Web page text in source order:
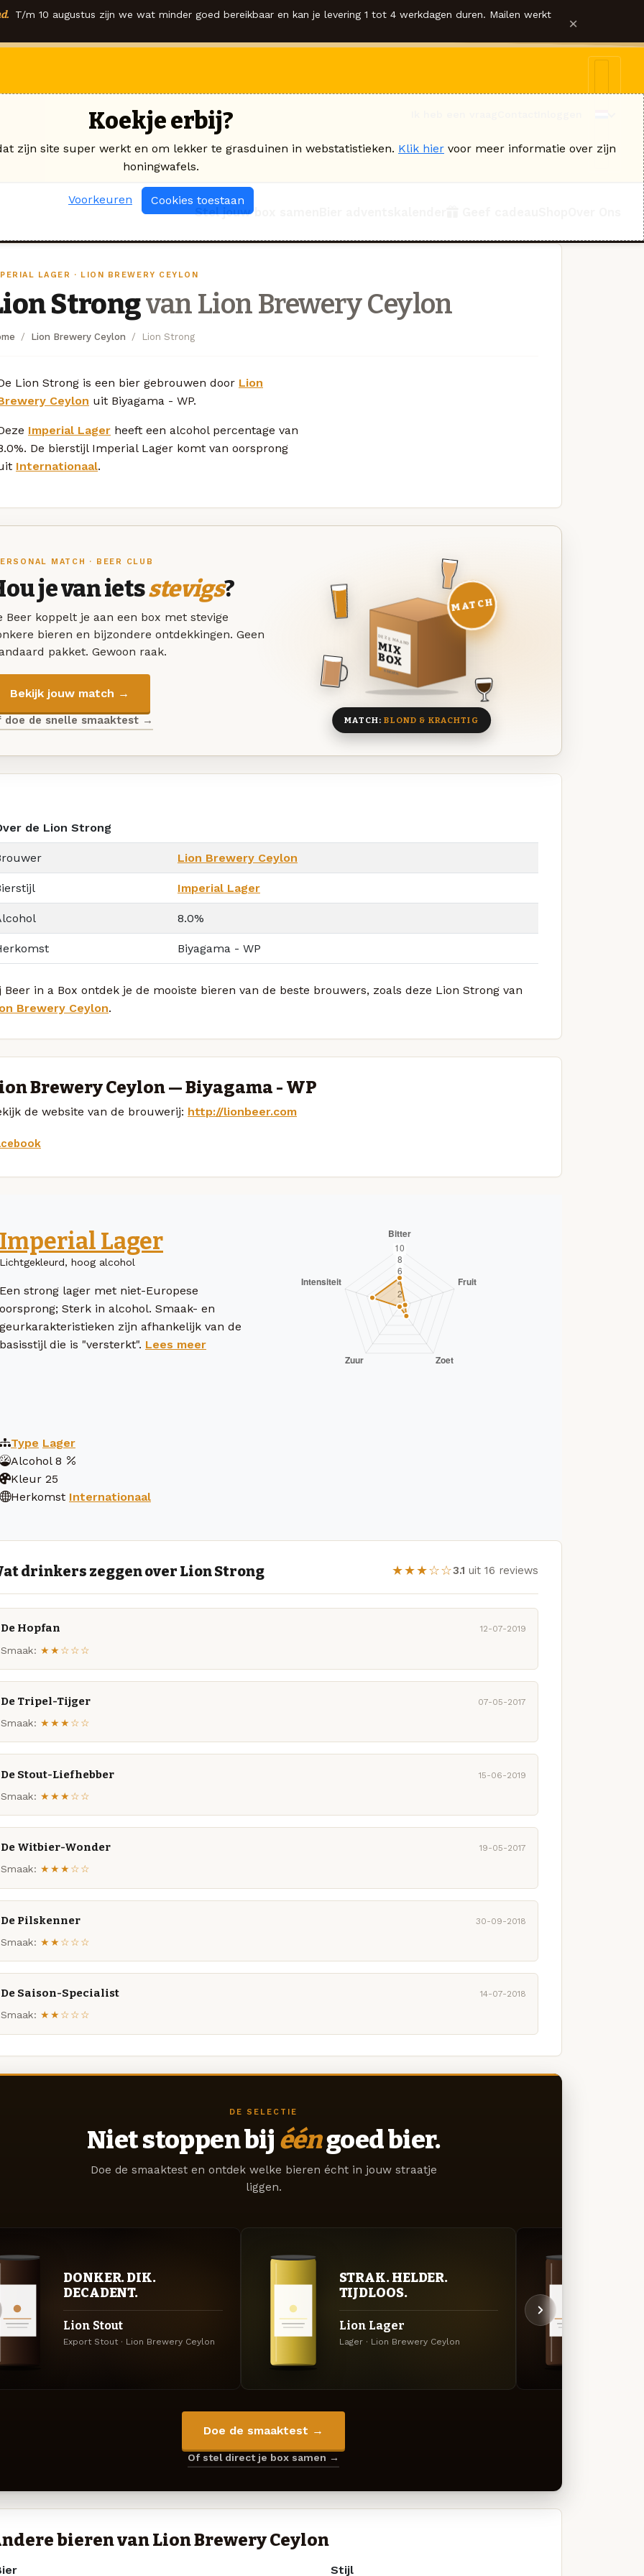
T/m 10 augustus zijn we wat minder goed bereikbaar en kan je levering 1 tot 4 werkdagen duren. Mailen werkt ×
Stel jouw box samen
LAGER · LION BREWERY CEYLON
Strongvan Lion Brewery Ceylon
Lion Brewery Ceylon Lion Strong
Lion Strong is een bier gebrouwen door Lion
Ceylon uit Biyagama - WP.
Imperial Lager heeft een alcohol percentage van
De bierstijl Imperial Lager komt van oorsprong
Internationaal.
MATCH · BEER CLUB
je van ietsstevigs?
Beer koppelt je aan een box met stevige
bieren en bijzondere ontdekkingen. Geen
pakket. Gewoon raak.
Bekijk jouw match →
doe de snelle smaaktest →
DEZE MAAND
MIX
BOX
8 BIEREN
MATCH
MATCH:BLOND & KRACHTIG
de Lion Strong
Lion Brewery Ceylon
Imperial Lager
8.0%
Biyagama - WP
Beer in a Box ontdek je de mooiste bieren van de beste brouwers, zoals deze Lion Strong van
Brewery Ceylon.
Brewery Ceylon — Biyagama - WP
de website van de brouwerij: http://lionbeer.com
Imperial Lager
Lichtgekleurd, hoog alcohol
Een strong lager met niet-Europese
oorsprong; Sterk in alcohol. Smaak- en
geurkarakteristieken zijn afhankelijk van de
basisstijl die is "versterkt". Lees meer
Type Lager
Alcohol 8
Kleur 25
Herkomst Internationaal
drinkers zeggen over Lion Strong ★★★☆☆3.1 uit 16 reviews
De Hopfan 12-07-2019
Smaak: ★★☆☆☆
De Tripel-Tijger 07-05-2017
Smaak: ★★★☆☆
De Stout-Liefhebber 15-06-2019
Smaak: ★★★☆☆
De Witbier-Wonder 19-05-2017
Smaak: ★★★☆☆
De Pilskenner 30-09-2018
Smaak: ★★☆☆☆
De Saison-Specialist 14-07-2018
Smaak: ★★☆☆☆
DE SELECTIE
Niet stoppen bij ééngoed bier.
Doe de smaaktest en ontdek welke bieren écht in jouw straatje
liggen.
DONKER. DIK.
DECADENT.
Lion Stout
Export Stout · Lion Brewery Ceylon
STRAK. HELDER.
TIJDLOOS.
Lion Lager
Lager · Lion Brewery Ceylon
Doe de smaaktest →
Of stel direct je box samen →
bieren van Lion Brewery Ceylon
Stijl
Koekje erbij?
zijn site super werkt en om lekker te grasduinen in webstatistieken. Klik hier voor meer informatie over zijn
honingwafels.
Voorkeuren Cookies toestaan